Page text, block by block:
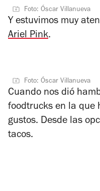
Foto: Óscar Villanueva
Y estuvimos muy
Ariel Pink.
Foto: Óscar Villanueva
Cuando nos dió
foodtrucks en la que
gustos. Desde las
tacos.